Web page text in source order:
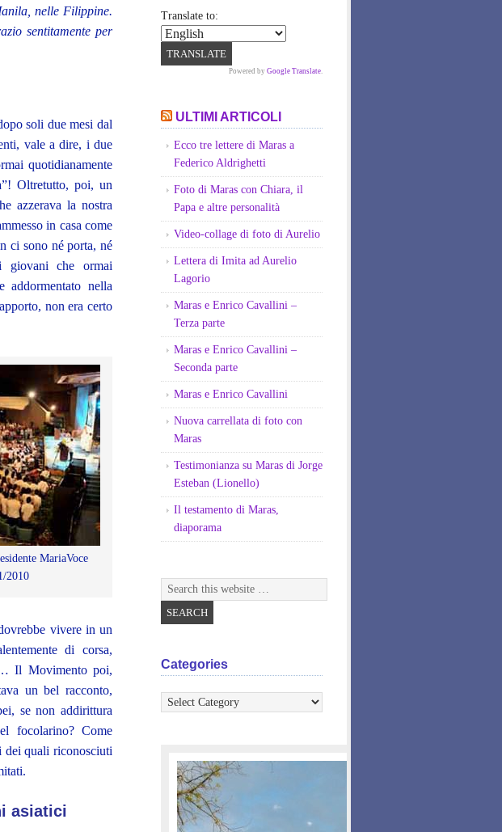
nelle Filippine.
sentitamente per
soli due mesi dal
vale a dire, i due
quotidianamente
Oltretutto, poi, un
azzerava la nostra
in casa come
ci sono né porta, né
giovani che ormai
addormentato nella
non era certo
MariaVoce
2010
vivere in un
di corsa,
… Il Movimento poi,
un bel racconto,
se non addirittura
focolarino? Come
dei quali riconosciuti
asiatici
Translate to:
Powered by Google Translate.
ULTIMI ARTICOLI
Ecco tre lettere di Maras a
Federico Aldrighetti
Foto di Maras con Chiara, il
Papa e altre personalità
Video-collage di foto di Aurelio
Lettera di Imita ad Aurelio
Lagorio
Maras e Enrico Cavallini –
Terza parte
Maras e Enrico Cavallini –
Seconda parte
Maras e Enrico Cavallini
Nuova carrellata di foto con
Maras
Testimonianza su Maras di Jorge
Esteban (Lionello)
Il testamento di Maras,
diaporama
Categories
Categories